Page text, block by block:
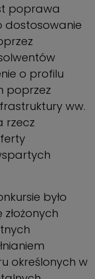
poprawa
dostosowanie
o profilu
poprzez
ww.
rzecz
było
określonych w